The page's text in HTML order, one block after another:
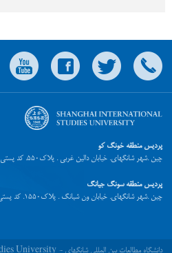
پردیس منطقه خونگ کو
چین .شهر شانگهای. خیابان دالین غربی . پلاک550. کد پستی 200083
پردیس منطقه سونگ جیانگ
چین .شهر شانگهای. خیابان ون شیانگ . پلاک1550. کد پستی 201620
© Shanghai International Studies University - دانشگاه مطالعات بین المللی شانگهای